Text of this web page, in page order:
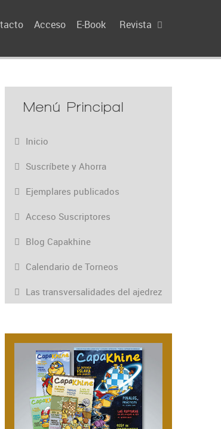
Acceso E-Book Revista
Menú Principal
Inicio
Suscríbete y Ahorra
Ejemplares publicados
Acceso Suscriptores
Blog Capakhine
Calendario de Torneos
Las transversalidades del ajedrez